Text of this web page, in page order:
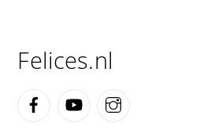
Felices.nl
FacebookYouTube